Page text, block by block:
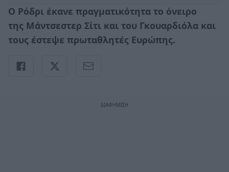
Ο Ρόδρι έκανε πραγματικότητα το όνειρο
της Μάντσεστερ Σίτι και του Γκουαρδιόλα και
τους έστεψε πρωταθλητές Ευρώπης.